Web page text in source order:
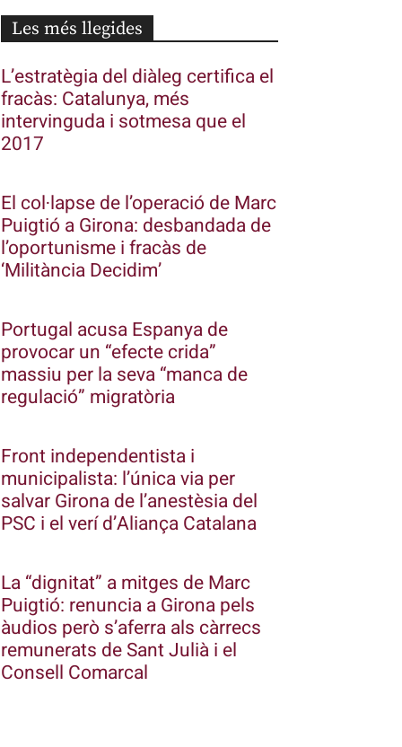
Les més llegides
L’estratègia del diàleg certifica el
fracàs: Catalunya, més
intervinguda i sotmesa que el
2017
El col·lapse de l’operació de Marc
Puigtió a Girona: desbandada de
l’oportunisme i fracàs de
‘Militància Decidim’
Portugal acusa Espanya de
provocar un “efecte crida”
massiu per la seva “manca de
regulació” migratòria
Front independentista i
municipalista: l’única via per
salvar Girona de l’anestèsia del
PSC i el verí d’Aliança Catalana
La “dignitat” a mitges de Marc
Puigtió: renuncia a Girona pels
àudios però s’aferra als càrrecs
remunerats de Sant Julià i el
Consell Comarcal